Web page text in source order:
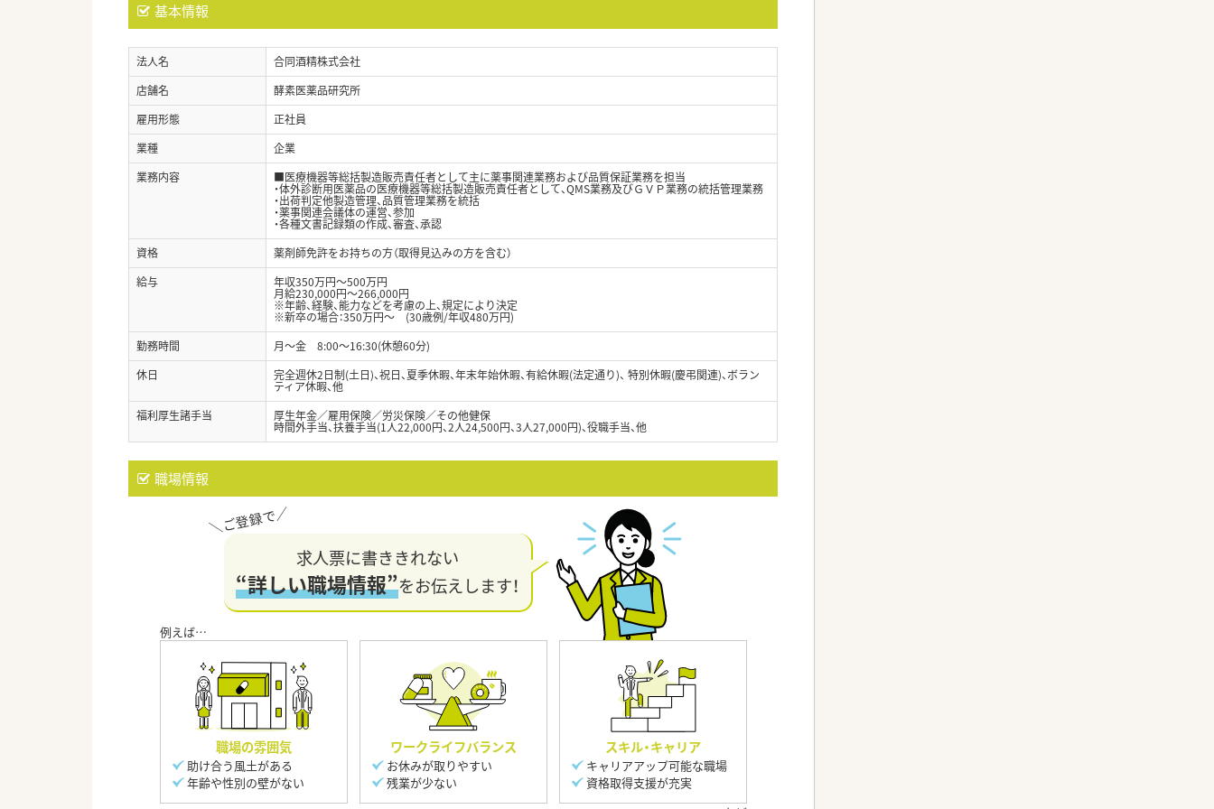
基本情報
法人名
合同酒精株式会社
店舗名
酵素医薬品研究所
雇用形態
正社員
業種
企業
業務内容
■医療機器等総括製造販売責任者として主に薬事関連業務および品質保証業務を担当
・体外診断用医薬品の医療機器等総括製造販売責任者として、QMS業務及びＧＶＰ業務の統括管理業務
・出荷判定他製造管理、品質管理業務を統括
・薬事関連会議体の運営、参加
・各種文書記録類の作成、審査、承認
資格
薬剤師免許をお持ちの方（取得見込みの方を含む）
給与
年収350万円～500万円
月給230,000円～266,000円
※年齢、経験、能力などを考慮の上、規定により決定
※新卒の場合：350万円～ (30歳例/年収480万円)
勤務時間
月～金 8:00～16:30(休憩60分)
休日
完全週休2日制(土日)、祝日、夏季休暇、年末年始休暇、有給休暇(法定通り)、 特別休暇(慶弔関連)、ボラン
ティア休暇、他
福利厚生諸手当
厚生年金／雇用保険／労災保険／その他健保
時間外手当、扶養手当(1人22,000円、2人24,500円、3人27,000円)、役職手当、他
職場情報
求人票に書ききれない
“詳しい職場情報”をお伝えします！
職場の雰囲気
助け合う風土がある
年齢や性別の壁がない
ワークライフバランス
お休みが取りやすい
残業が少ない
スキル・キャリア
キャリアアップ可能な職場
資格取得支援が充実